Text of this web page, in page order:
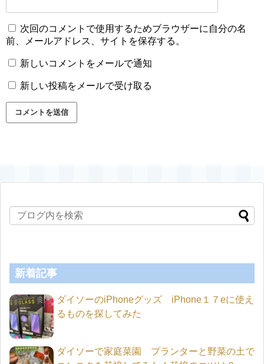
次回のコメントで使用するためブラウザーに自分の名
前、メールアドレス、サイトを保存する。
新しいコメントをメールで通知
新しい投稿をメールで受け取る
新着記事
ダイソーのiPhoneグッズ iPhone１７eに使え
るものを探してみた
ダイソーで家庭菜園 プランターと野菜の土で